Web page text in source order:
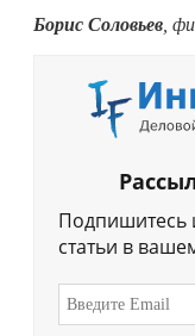
Борис Соловьев ,
Подпишитесь
статьи в